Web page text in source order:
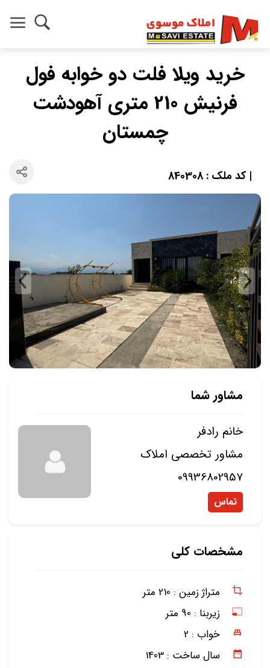
خرید ویلا فلت دو خوابه فول
فرنیش 210 متری آهودشت
چمستان
| کد ملک : 840308
مشاور شما
خانم رادفر
مشاور تخصصی املاک
09936802957
تماس
مشخصات کلی
متراژ زمین : 210 متر
زیربنا : 90 متر
خواب : 2
سال ساخت : 1403